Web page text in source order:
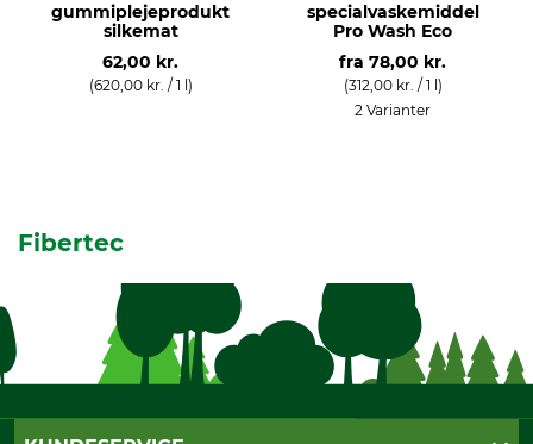
gummiplejeprodukt
silkemat
62,00 kr.
(620,00 kr. / 1 l)
specialvaskemiddel
Pro Wash Eco
fra 78,00 kr.
(312,00 kr. / 1 l)
2 Varianter
Fibertec